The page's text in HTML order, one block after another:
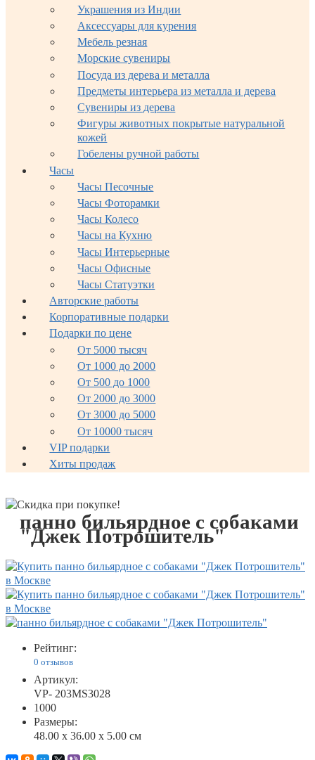
Украшения из Индии
Аксессуары для курения
Мебель резная
Морские сувениры
Посуда из дерева и металла
Предметы интерьера из металла и дерева
Сувениры из дерева
Фигуры животных покрытые натуральной
кожей
Гобелены ручной работы
Часы
Часы Песочные
Часы Фоторамки
Часы Колесо
Часы на Кухню
Часы Интерьерные
Часы Офисные
Часы Статуэтки
Авторские работы
Корпоративные подарки
Подарки по цене
От 5000 тысяч
От 1000 до 2000
От 500 до 1000
От 2000 до 3000
От 3000 до 5000
От 10000 тысяч
VIP подарки
Хиты продаж
панно бильярдное с собаками
"Джек Потрошитель"
Рейтинг:
0 отзывов
Артикул:
VP- 203MS3028
1000
Размеры:
48.00 x 36.00 x 5.00 см